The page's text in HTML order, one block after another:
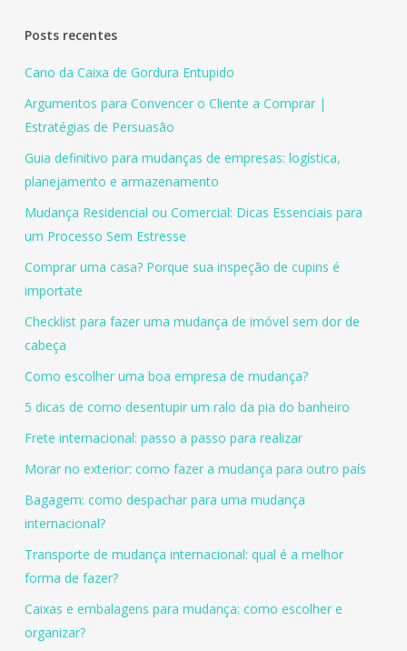
Posts recentes
Cano da Caixa de Gordura Entupido
Argumentos para Convencer o Cliente a Comprar |
Estratégias de Persuasão
Guia definitivo para mudanças de empresas: logística,
planejamento e armazenamento
Mudança Residencial ou Comercial: Dicas Essenciais para
um Processo Sem Estresse
Comprar uma casa? Porque sua inspeção de cupins é
importate
Checklist para fazer uma mudança de imóvel sem dor de
cabeça
Como escolher uma boa empresa de mudança?
5 dicas de como desentupir um ralo da pia do banheiro
Frete internacional: passo a passo para realizar
Morar no exterior: como fazer a mudança para outro país
Bagagem: como despachar para uma mudança
internacional?
Transporte de mudança internacional: qual é a melhor
forma de fazer?
Caixas e embalagens para mudança: como escolher e
organizar?